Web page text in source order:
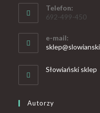
Telefon:
692-499-450
e-mail:
Słowiański sklep
Autorzy